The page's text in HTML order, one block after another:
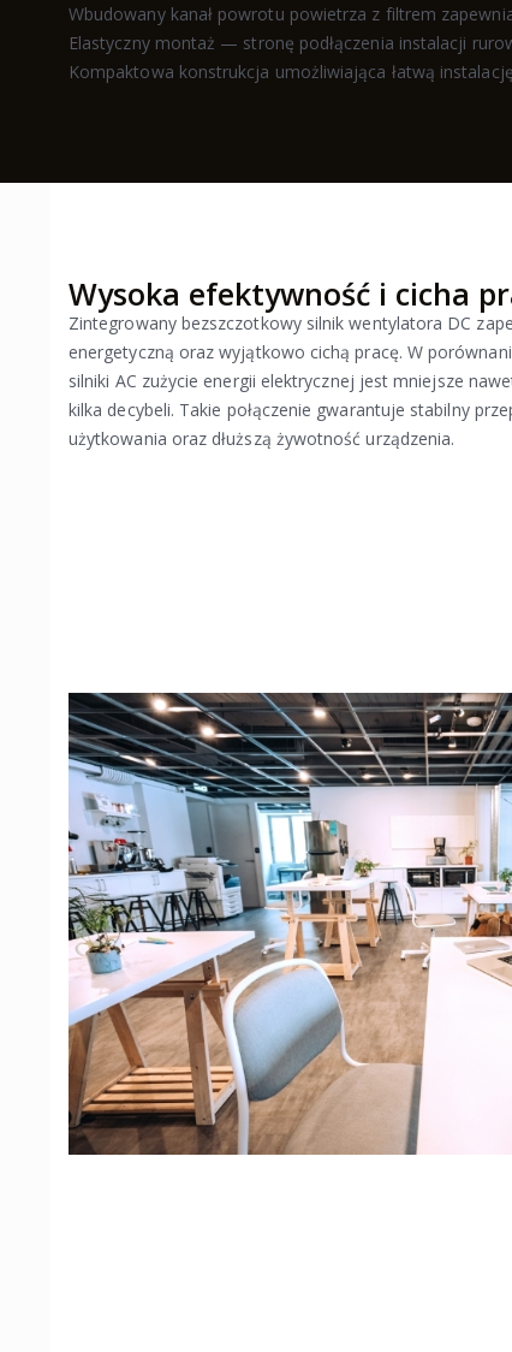
Wbudowany kanał powrotu powietrza z filtrem
Elastyczny montaż — stronę podłączenia instalacji
Kompaktowa konstrukcja umożliwiająca łatwą
Wysoka efektywność i cicha
Zintegrowany bezszczotkowy silnik wentylatora DC
energetyczną oraz wyjątkowo cichą pracę. W
silniki AC zużycie energii elektrycznej jest mniejsze
kilka decybeli. Takie połączenie gwarantuje stabilny
użytkowania oraz dłuższą żywotność urządzenia.